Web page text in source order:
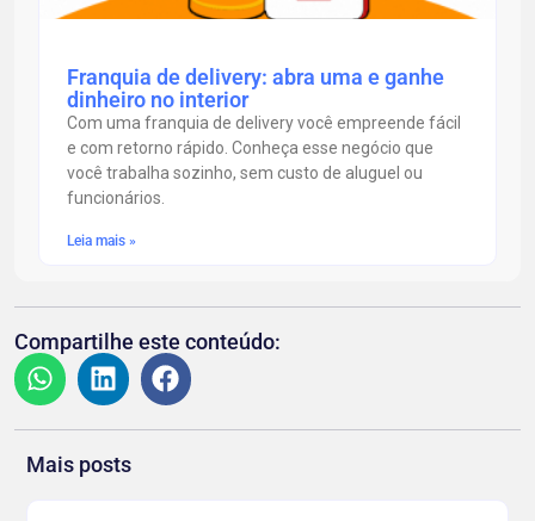
Franquia de delivery: abra uma e ganhe
dinheiro no interior
Com uma franquia de delivery você empreende fácil
e com retorno rápido. Conheça esse negócio que
você trabalha sozinho, sem custo de aluguel ou
funcionários.
Leia mais »
Compartilhe este conteúdo:
Mais posts